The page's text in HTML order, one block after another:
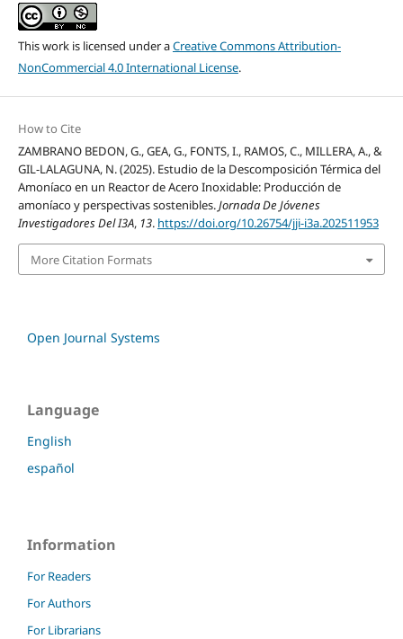
This work is licensed under aCreative Commons Attribution-
NonCommercial 4.0 International License.
How to Cite
ZAMBRANO BEDON, G., GEA, G., FONTS, I., RAMOS, C., MILLERA, A., &
GIL-LALAGUNA, N. (2025). Estudio de la Descomposición Térmica del
Amoníaco en un Reactor de Acero Inoxidable: Producción de
amoníaco y perspectivas sostenibles.Jornada De Jóvenes
Investigadores Del I3A, 13. https://doi.org/10.26754/jji-i3a.202511953
More Citation Formats
Open Journal Systems
Language
English
español
Information
For Readers
For Authors
For Librarians